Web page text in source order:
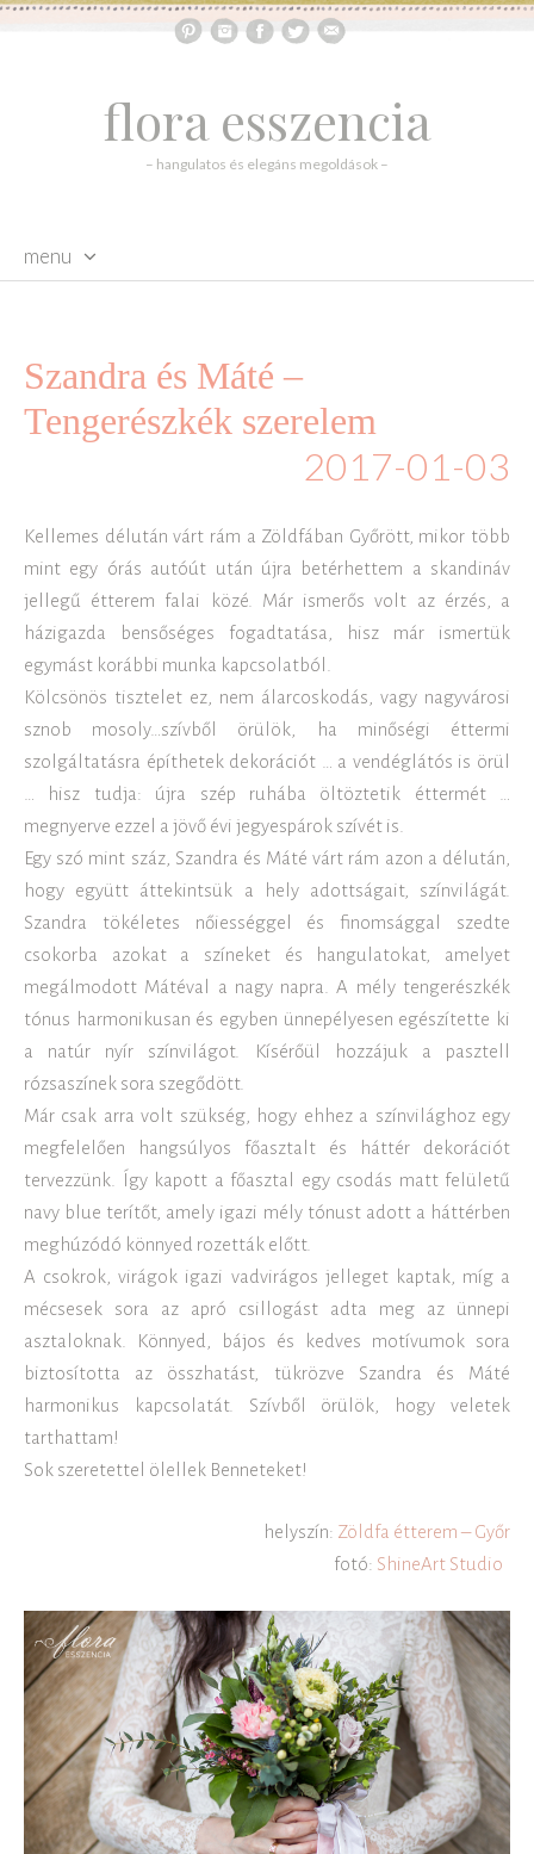
flora esszencia
– hangulatos és elegáns megoldások –
menu
Szandra és Máté –
Tengerészkék szerelem
2017-01-03
Kellemes délután várt rám a Zöldfában Győrött, mikor több
mint egy órás autóút után újra betérhettem a skandináv
jellegű étterem falai közé. Már ismerős volt az érzés, a
házigazda bensőséges fogadtatása, hisz már ismertük
egymást korábbi munka kapcsolatból.
Kölcsönös tisztelet ez, nem álarcoskodás, vagy nagyvárosi
sznob mosoly…szívből örülök, ha minőségi éttermi
szolgáltatásra építhetek dekorációt … a vendéglátós is örül
… hisz tudja: újra szép ruhába öltöztetik éttermét …
megnyerve ezzel a jövő évi jegyespárok szívét is.
Egy szó mint száz, Szandra és Máté várt rám azon a délután,
hogy együtt áttekintsük a hely adottságait, színvilágát.
Szandra tökéletes nőiességgel és finomsággal szedte
csokorba azokat a színeket és hangulatokat, amelyet
megálmodott Mátéval a nagy napra. A mély tengerészkék
tónus harmonikusan és egyben ünnepélyesen egészítette ki
a natúr nyír színvilágot. Kísérőül hozzájuk a pasztell
rózsaszínek sora szegődött.
Már csak arra volt szükség, hogy ehhez a színvilághoz egy
megfelelően hangsúlyos főasztalt és háttér dekorációt
tervezzünk. Így kapott a főasztal egy csodás matt felületű
navy blue terítőt, amely igazi mély tónust adott a háttérben
meghúzódó könnyed rozetták előtt.
A csokrok, virágok igazi vadvirágos jelleget kaptak, míg a
mécsesek sora az apró csillogást adta meg az ünnepi
asztaloknak. Könnyed, bájos és kedves motívumok sora
biztosította az összhatást, tükrözve Szandra és Máté
harmonikus kapcsolatát. Szívből örülök, hogy veletek
tarthattam!
Sok szeretettel ölellek Benneteket!
helyszín: Zöldfa étterem – Győr
fotó: ShineArt Studio